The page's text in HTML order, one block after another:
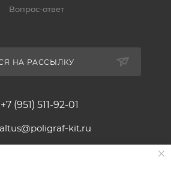
Вопрос-ответ
НА РАССЫЛКУ
+7 (951) 511-92-01
altus@poligraf-kit.ru
обл, Аксайский р-н,